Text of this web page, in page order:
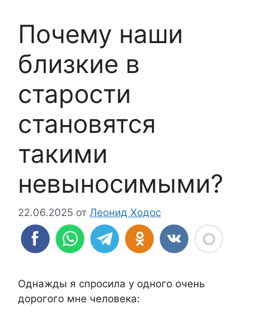
Почему наши
близкие в
старости
становятся
такими
невыносимыми?
22.06.2025 от Леонид Ходос
Однажды я спросила у одного очень
дорогого мне человека: